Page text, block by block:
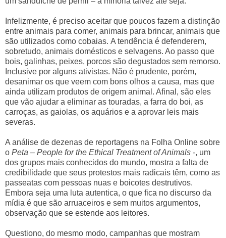
Infelizmente, é preciso aceitar que poucos fazem a distinção
entre animais para comer, animais para brincar, animais que
são utilizados como cobaias. A tendência é defenderem,
sobretudo, animais domésticos e selvagens. Ao passo que
bois, galinhas, peixes, porcos são degustados sem remorso.
Inclusive por alguns ativistas. Não é prudente, porém,
desanimar os que veem com bons olhos a causa, mas que
ainda utilizam produtos de origem animal. Afinal, são eles
que vão ajudar a eliminar as touradas, a farra do boi, as
carroças, as gaiolas, os aquários e a aprovar leis mais
severas.
A análise de dezenas de reportagens na Folha Online sobre
o Peta – People for the Ethical Treatment of Animals -, um
dos grupos mais conhecidos do mundo, mostra a falta de
credibilidade que seus protestos mais radicais têm, como as
passeatas com pessoas nuas e boicotes destrutivos.
Embora seja uma luta autentica, o que fica no discurso da
mídia é que são arruaceiros e sem muitos argumentos,
observação que se estende aos leitores.
Questiono, do mesmo modo, campanhas que mostram